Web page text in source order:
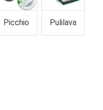
Picchio Pulilava